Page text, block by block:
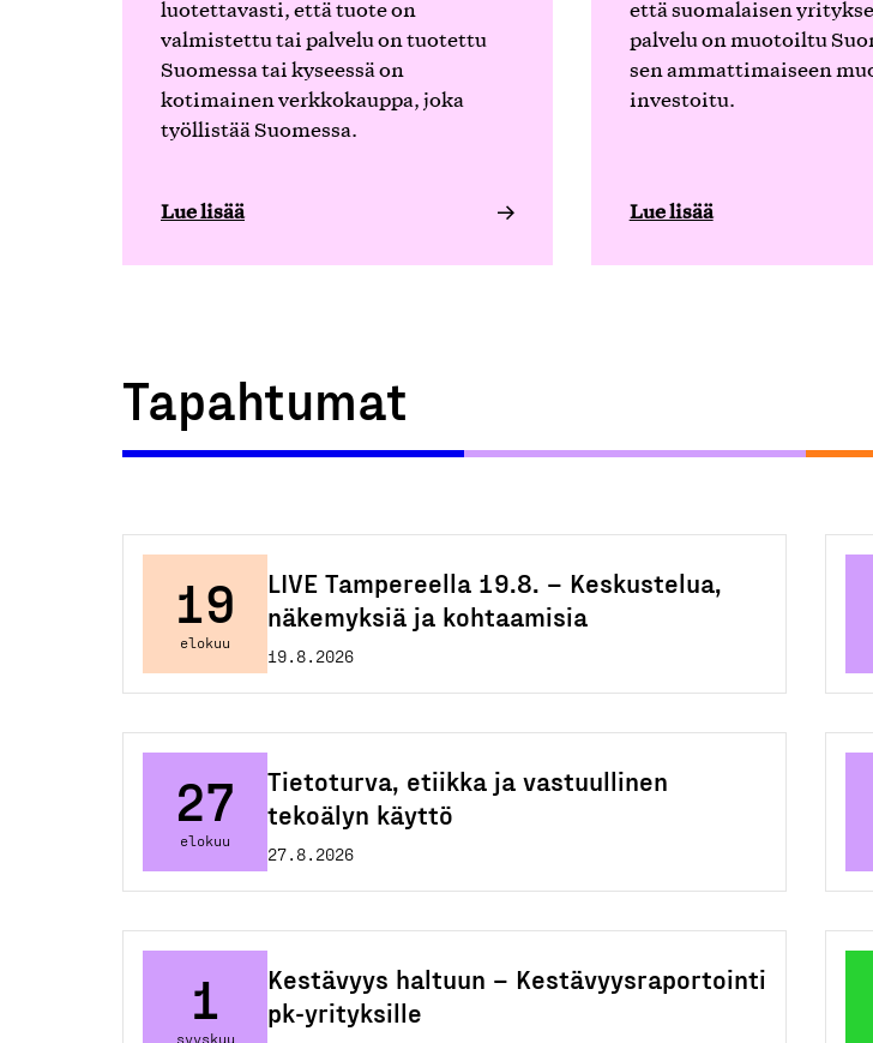
luotettavasti, että tuote on
valmistettu tai palvelu on tuotettu
Suomessa tai kyseessä on
kotimainen verkkokauppa, joka
työllistää Suomessa.
Lue lisää
että suomalaisen
palvelu on muotoiltu
sen ammattimaiseen
investoitu.
Lue lisää
Tapahtumat
19
elokuu
LIVE Tampereella 19.8. – Keskustelua,
näkemyksiä ja kohtaamisia
19.8.2026
27
elokuu
Tietoturva, etiikka ja vastuullinen
tekoälyn käyttö
27.8.2026
1
syyskuu
Kestävyys haltuun – Kestävyysraportointi
pk-yrityksille